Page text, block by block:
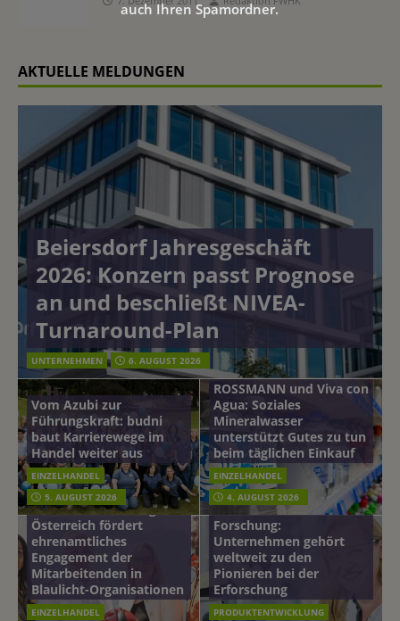
AKTUELLE MELDUNGEN
Beiersdorf Jahresgeschäft
2026: Konzern passt Prognose
an und beschließt NIVEA-
Turnaround-Plan
UNTERNEHMEN 6. AUGUST 2026
Vom Azubi zur
Führungskraft: budni
baut Karrierewege im
Handel weiter aus
EINZELHANDEL
5. AUGUST 2026
ROSSMANN und Viva con
Agua: Soziales
Mineralwasser
unterstützt Gutes zu tun
beim täglichen Einkauf
EINZELHANDEL
4. AUGUST 2026
mehr vom leben tag: dm
Österreich fördert
ehrenamtliches
Engagement der
Mitarbeitenden in
Blaulicht-Organisationen
EINZELHANDEL
Beiersdorf
Hautmikrobiom-
Forschung:
Unternehmen gehört
weltweit zu den
Pionieren bei der
Erforschung
PRODUKTENTWICKLUNG
auch Ihren Spamordner.